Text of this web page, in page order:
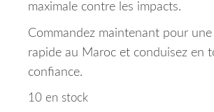
maximale contre les impacts.
Commandez maintenant pour
rapide au Maroc et conduisez en
confiance.
10 en stock